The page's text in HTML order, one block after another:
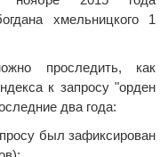
хмельницкого 1
проследить, как
к запросу "орден
два года:
был зафиксирован